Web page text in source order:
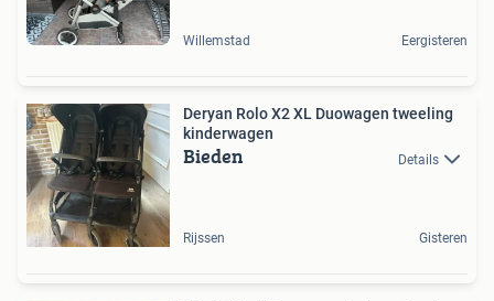
Willemstad Eergisteren
Deryan Rolo X2 XL Duowagen tweeling
kinderwagen
Bieden Details
Rijssen Gisteren